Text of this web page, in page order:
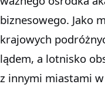
biznesowego. Jako
krajowych
lądem, a lotnisko
z innymi miastami